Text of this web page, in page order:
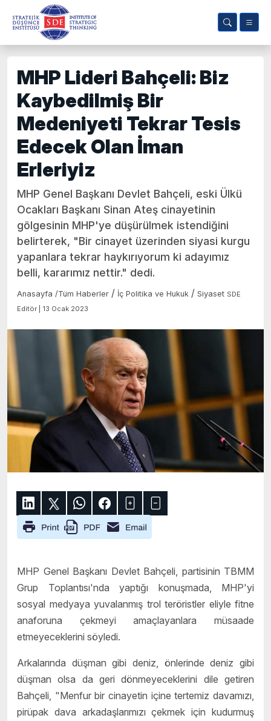
MHP Lideri Bahçeli: Biz
Kaybedilmiş Bir
Medeniyeti Tekrar Tesis
Edecek Olan İman
Erleriyiz
MHP Genel Başkanı Devlet Bahçeli, eski Ülkü
Ocakları Başkanı Sinan Ateş cinayetinin
gölgesinin MHP'ye düşürülmek istendiğini
belirterek, "Bir cinayet üzerinden siyasi kurgu
yapanlara tekrar haykırıyorum ki adayımız
belli, kararımız nettir." dedi.
Anasayfa /Tüm Haberler / İç Politika ve Hukuk / Siyaset SDE
Editör | 13 Ocak 2023
MHP Genel Başkanı Devlet Bahçeli, partisinin TBMM
Grup Toplantısı'nda yaptığı konuşmada, MHP'yi
sosyal medyaya yuvalanmış trol teröristler eliyle fitne
anaforuna çekmeyi amaçlayanlara müsaade
etmeyeceklerini söyledi.
Arkalarında düşman gibi deniz, önlerinde deniz gibi
düşman olsa da geri dönmeyeceklerini dile getiren
Bahçeli, "Menfur bir cinayetin içine tertemiz davamızı,
pirüpak dava arkadaşlarımızı çekmek için kudurmuş